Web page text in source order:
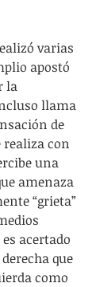
varias
apostó
la
llama
de
realiza con
una
amenaza
“grieta”
acertado
que
como